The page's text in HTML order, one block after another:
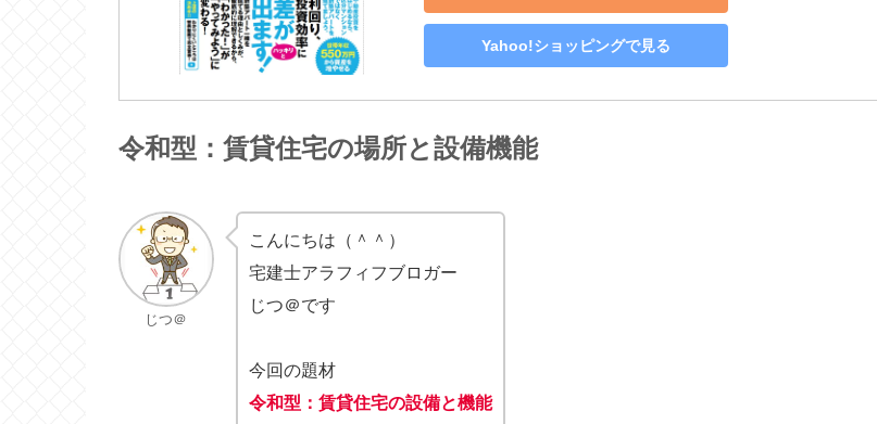
Yahoo!ショッピングで見る
令和型：賃貸住宅の場所と設備機能
じつ＠
こんにちは（＾＾）
宅建士アラフィフブロガー
じつ＠です
今回の題材
令和型：賃貸住宅の設備と機能